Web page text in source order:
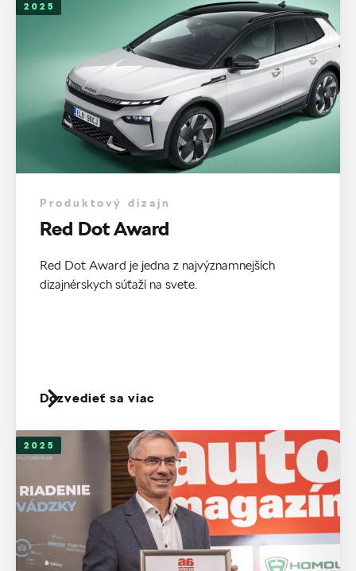
2025
Produktový dizajn
Red Dot Award
Red Dot Award je jedna z najvýznamnejších
dizajnérskych súťaží na svete.
Dozvedieť sa viac
2025